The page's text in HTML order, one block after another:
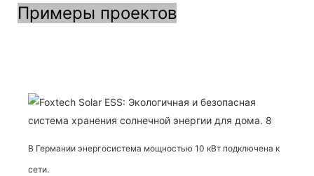
Примеры проектов
В Германии энергосистема мощностью 10 кВт подключена к
сети.